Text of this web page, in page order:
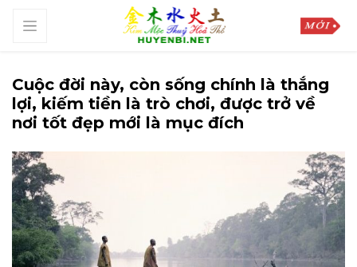
Cuộc đời này, còn sống chính là thắng
lợi, kiếm tiền là trò chơi, được trở về
nơi tốt đẹp mới là mục đích